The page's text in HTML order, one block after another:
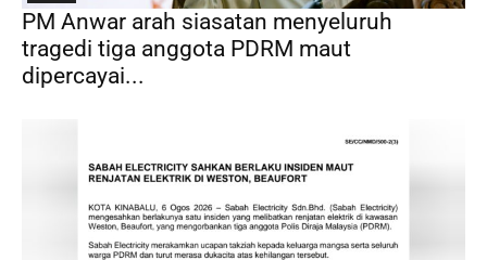
PM Anwar arah siasatan menyeluruh
tragedi tiga anggota PDRM maut
dipercayai...